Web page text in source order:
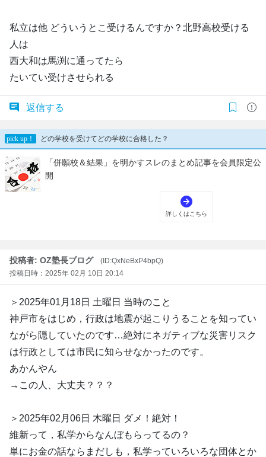
私立は他 どういうとこ受けるんですか？北野高校受ける
人は
西大和は馬渕に通ってたら
たいてい受けさせられる
返信する
投稿者: OZ塾長ブログ
(ID:QxNeBxP4bpQ)
投稿日時：2025年 02月 10日 20:14
＞2025年01月18日 土曜日 当時のこと
神戸市をはじめ，行政は地震が起こりうることを知ってい
ながら隠していたのです…絶対にネガティブな災害リスク
は行政としては市民に知らせなかったのです。
あかんやん
→この人、大丈夫？？？
＞2025年02月06日 木曜日 ダメ！絶対！
維新って，私学からなんぼもらってるの？
単にお金の話ならまだしも，私学っていろいろな団体とか